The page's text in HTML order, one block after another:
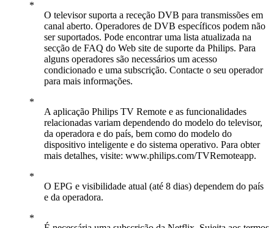
O televisor suporta a receção DVB para transmissões em
canal aberto. Operadores de DVB específicos podem não
ser suportados. Pode encontrar uma lista atualizada na
secção de FAQ do Web site de suporte da Philips. Para
alguns operadores são necessários um acesso
condicionado e uma subscrição. Contacte o seu operador
para mais informações.
A aplicação Philips TV Remote e as funcionalidades
relacionadas variam dependendo do modelo do televisor,
da operadora e do país, bem como do modelo do
dispositivo inteligente e do sistema operativo. Para obter
mais detalhes, visite: www.philips.com/TVRemoteapp.
O EPG e visibilidade atual (até 8 dias) dependem do país
e da operadora.